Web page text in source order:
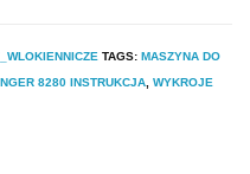
TAGS: MASZYNA DO
8280 INSTRUKCJA WYKROJE